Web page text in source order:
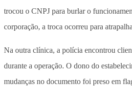
trocou o CNPJ para burlar o
corporação, a troca ocorreu para
Na outra clínica, a polícia encontrou
durante a operação. O dono do
mudanças no documento foi preso em